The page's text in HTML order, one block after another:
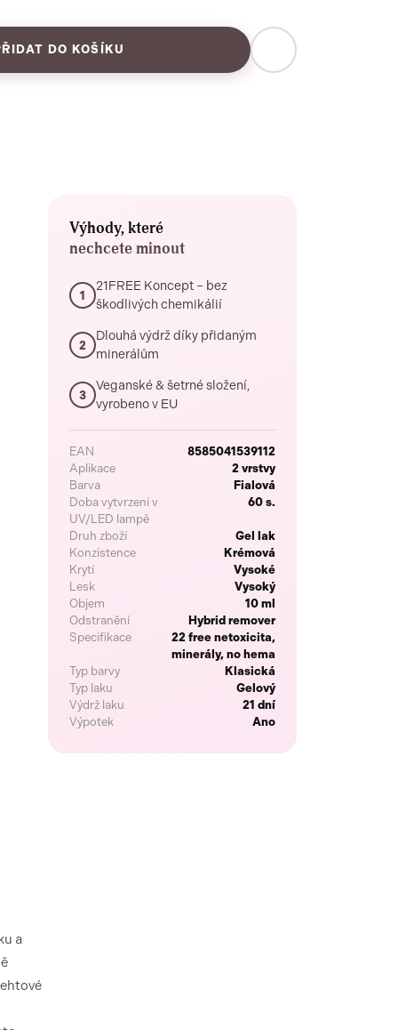
DO KOŠÍKU
a
Výhody, které
nechcete minout
1
21FREE Koncept – bez
škodlivých chemikálií
2
Dlouhá výdrž díky přidaným
minerálům
3
Veganské & šetrné složení,
vyrobeno v EU
EAN
8585041539112
Aplikace
2 vrstvy
Barva
Fialová
Doba vytvrzení v
UV/LED lampě
60 s.
Druh zboží
Gel lak
Konzistence
Krémová
Krytí
Vysoké
Lesk
Vysoký
Objem
10 ml
Odstranění
Hybrid remover
Specifikace
22 free netoxicita,
minerály, no hema
Typ barvy
Klasická
Typ laku
Gelový
Výdrž laku
21 dní
Výpotek
Ano